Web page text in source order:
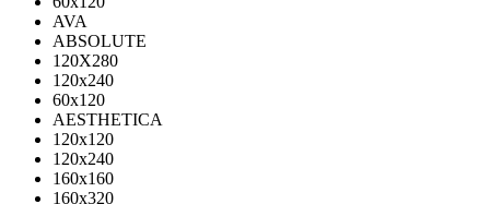
AVA
ABSOLUTE
120X280
120х240
60х120
AESTHETICA
120x120
120x240
160x160
160x320